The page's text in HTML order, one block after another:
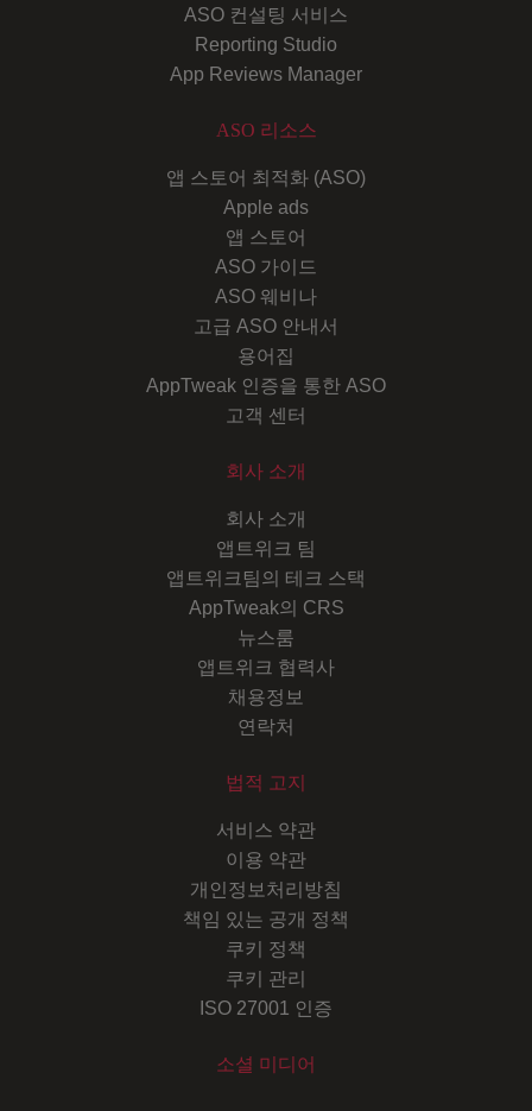
ASO 컨설팅 서비스
Reporting Studio
App Reviews Manager
ASO 리소스
앱 스토어 최적화 (ASO)
Apple ads
앱 스토어
ASO 가이드
ASO 웨비나
고급 ASO 안내서
용어집
AppTweak 인증을 통한 ASO
고객 센터
회사 소개
회사 소개
앱트위크 팀
앱트위크팀의 테크 스택
AppTweak의 CRS
뉴스룸
앱트위크 협력사
채용정보
연락처
법적 고지
서비스 약관
이용 약관
개인정보처리방침
책임 있는 공개 정책
쿠키 정책
쿠키 관리
ISO 27001 인증
소셜 미디어